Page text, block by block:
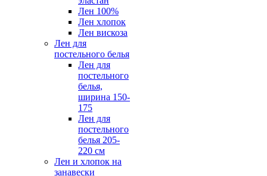
Лен 100%
Лен хлопок
Лен вискоза
Лен для
постельного белья
Лен для
постельного
белья,
ширина 150-
175
Лен для
постельного
белья 205-
220 см
Лен и хлопок на
занавески